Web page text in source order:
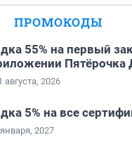
ПРОМОКОДЫ
55% на первый
Пятёрочка
августа, 2026
5% на все
2027